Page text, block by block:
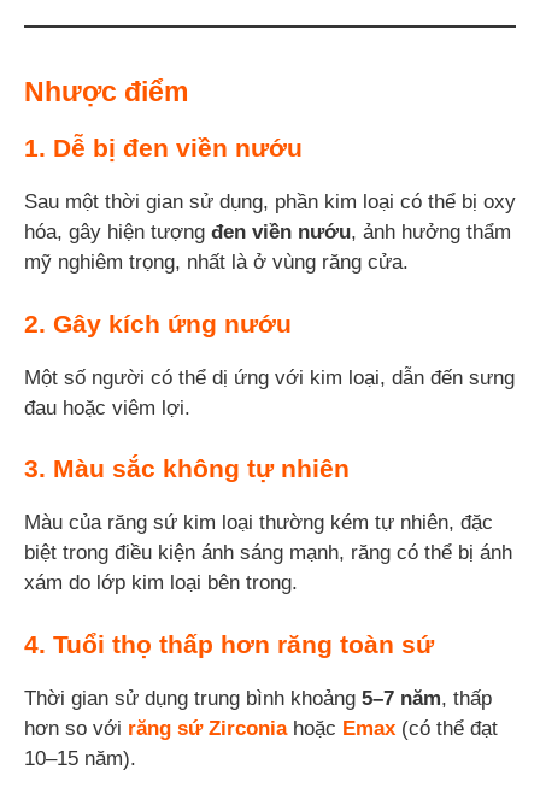
Nhược điểm
1. Dễ bị đen viền nướu
Sau một thời gian sử dụng, phần kim loại có thể bị oxy
hóa, gây hiện tượng đen viền nướu, ảnh hưởng thẩm
mỹ nghiêm trọng, nhất là ở vùng răng cửa.
2. Gây kích ứng nướu
Một số người có thể dị ứng với kim loại, dẫn đến sưng
đau hoặc viêm lợi.
3. Màu sắc không tự nhiên
Màu của răng sứ kim loại thường kém tự nhiên, đặc
biệt trong điều kiện ánh sáng mạnh, răng có thể bị ánh
xám do lớp kim loại bên trong.
4. Tuổi thọ thấp hơn răng toàn sứ
Thời gian sử dụng trung bình khoảng 5–7 năm, thấp
hơn so với răng sứ Zirconia hoặc Emax (có thể đạt
10–15 năm).